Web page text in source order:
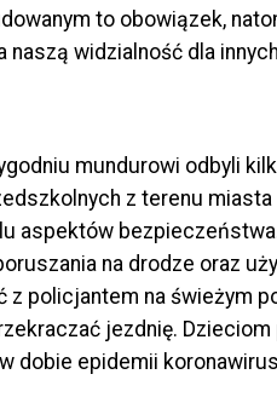
to obowiązek,
naszą widzialność dla
mundurowi odbyli
z terenu
aspektów
na drodze oraz
z policjantem na świeżym
jezdnię.
dobie epidemii